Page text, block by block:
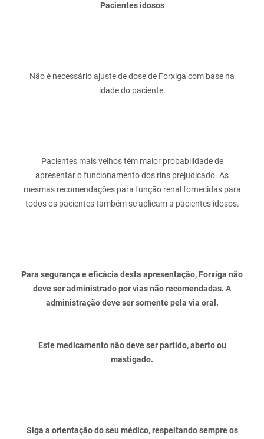
Pacientes idosos
Não é necessário ajuste de dose de Forxiga com base na
Pacientes mais velhos têm maior probabilidade de
apresentar o funcionamento dos rins prejudicado. As
mesmas recomendações para função renal fornecidas para
Para segurança e eficácia desta apresentação, Forxiga não
deve ser administrado por vias não recomendadas. A
administração deve ser somente pela via oral.
Este medicamento não deve ser partido, aberto ou
mastigado.
Siga a orientação do seu médico, respeitando sempre os